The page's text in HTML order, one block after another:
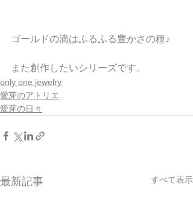
ゴールドの滴はふるふる豊かさの種♪
また創作したいシリーズです。
only one jewelry
愛芽のアトリエ
愛芽の日々
最新記事 すべて表示